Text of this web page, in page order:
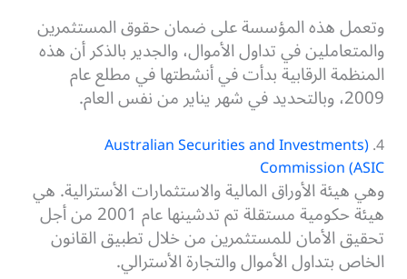
وتعمل هذه المؤسسة على ضمان حقوق المستثمرين
والمتعاملين في تداول الأموال، والجدير بالذكر أن هذه
المنظمة الرقابية بدأت في أنشطتها في مطلع عام
2009، وبالتحديد في شهر يناير من نفس العام.
4.
(Australian Securities and Investments
Commission (ASIC
وهي هيئة الأوراق المالية والاستثمارات الأسترالية. هي
هيئة حكومية مستقلة تم تدشينها عام 2001 من أجل
تحقيق الأمان للمستثمرين من خلال تطبيق القانون
الخاص بتداول الأموال والتجارة الأسترالي.